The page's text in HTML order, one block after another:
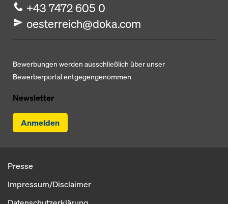
+43 7472 605 0
oesterreich@doka.com
Bewerbungen werden ausschließlich über unser
Bewerberportal entgegengenommen
Newsletter
Anmelden
Presse
Impressum/Disclaimer